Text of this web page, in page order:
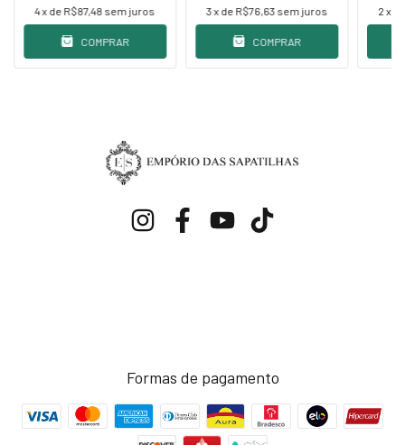
4x de R$87,48 sem juros
COMPRAR
3x de R$76,63 sem juros
COMPRAR
2 x
Formas de pagamento